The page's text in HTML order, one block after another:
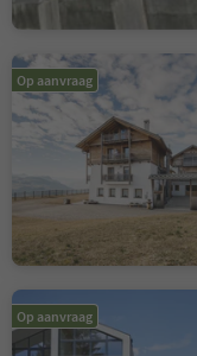
Op aanvraag
Op aanvraag